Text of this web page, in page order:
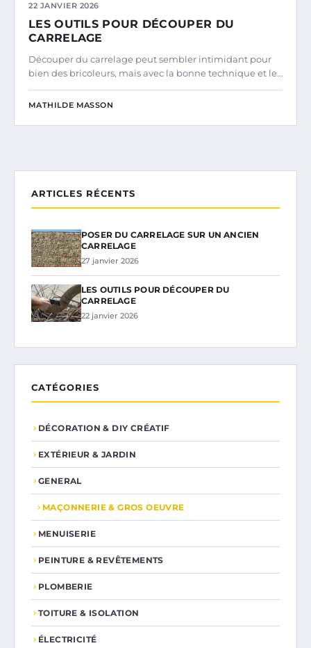
22 JANVIER 2026
LES OUTILS POUR DÉCOUPER DU
CARRELAGE
Découper du carrelage peut sembler intimidant pour
bien des bricoleurs, mais avec la bonne technique et le…
MATHILDE MASSON
ARTICLES RÉCENTS
POSER DU CARRELAGE SUR UN ANCIEN
CARRELAGE
27 janvier 2026
LES OUTILS POUR DÉCOUPER DU
CARRELAGE
22 janvier 2026
CATÉGORIES
DÉCORATION & DIY CRÉATIF
EXTÉRIEUR & JARDIN
GENERAL
MAÇONNERIE & GROS OEUVRE
MENUISERIE
PEINTURE & REVÊTEMENTS
PLOMBERIE
TOITURE & ISOLATION
ÉLECTRICITÉ